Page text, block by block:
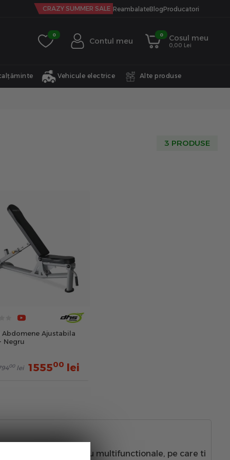
CRAZY SUMMER SALE ReambalateBlogProducatori
0
Contul meu
0 Cosul meu
0,00 Lei
Vehicule electrice Alte produse
3 PRODUSE
Abdomene Ajustabila
Negru
00 lei 155500 lei
simple sau multifunctionale, pe care ti